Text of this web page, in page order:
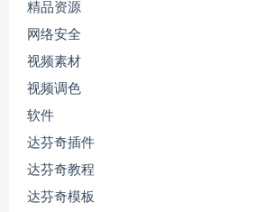
精品资源
网络安全
视频素材
视频调色
软件
达芬奇插件
达芬奇教程
达芬奇模板